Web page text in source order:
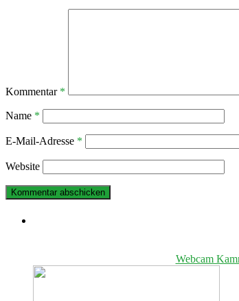
Kommentar *
Name *
E-Mail-Adresse *
Website
Webcam